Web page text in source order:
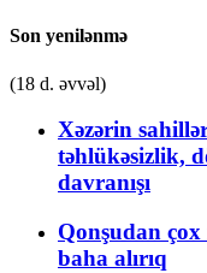
Son yenilənmə
(18 d. əvvəl)
Xəzərin
təhlükəsizlik,
davranışı
Qonşudan
baha alırıq